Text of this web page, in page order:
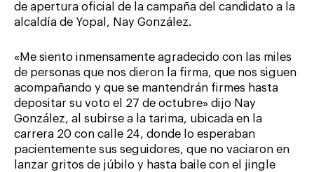
de apertura oficial de la campaña del candidato a la
alcaldía de Yopal, Nay González.
«Me siento inmensamente agradecido con las miles
de personas que nos dieron la firma, que nos siguen
acompañando y que se mantendrán firmes hasta
depositar su voto el 27 de octubre» dijo Nay
González, al subirse a la tarima, ubicada en la
carrera 20 con calle 24, donde lo esperaban
pacientemente sus seguidores, que no vaciaron en
lanzar gritos de júbilo y hasta baile con el jingle